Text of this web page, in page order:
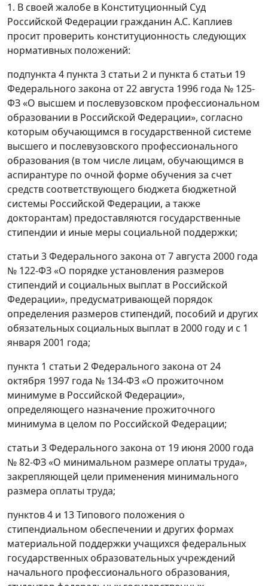
1. В своей жалобе в Конституционный Суд
Российской Федерации гражданин А.С. Каплиев
просит проверить конституционность следующих
нормативных положений:
подпункта 4 пункта 3 статьи 2 и пункта 6 статьи 19
Федерального закона от 22 августа 1996 года № 125-
ФЗ «О высшем и послевузовском профессиональном
образовании в Российской Федерации», согласно
которым обучающимся в государственной системе
высшего и послевузовского профессионального
образования (в том числе лицам, обучающимся в
аспирантуре по очной форме обучения за счет
средств соответствующего бюджета бюджетной
системы Российской Федерации, а также
докторантам) предоставляются государственные
стипендии и иные меры социальной поддержки;
статьи 3 Федерального закона от 7 августа 2000 года
№ 122-ФЗ «О порядке установления размеров
стипендий и социальных выплат в Российской
Федерации», предусматривающей порядок
определения размеров стипендий, пособий и других
обязательных социальных выплат в 2000 году и с 1
января 2001 года;
пункта 1 статьи 2 Федерального закона от 24
октября 1997 года № 134-ФЗ «О прожиточном
минимуме в Российской Федерации»,
определяющего назначение прожиточного
минимума в целом по Российской Федерации;
статьи 3 Федерального закона от 19 июня 2000 года
№ 82-ФЗ «О минимальном размере оплаты труда»,
закрепляющей цели применения минимального
размера оплаты труда;
пунктов 4 и 13 Типового положения о
стипендиальном обеспечении и других формах
материальной поддержки учащихся федеральных
государственных образовательных учреждений
начального профессионального образования,